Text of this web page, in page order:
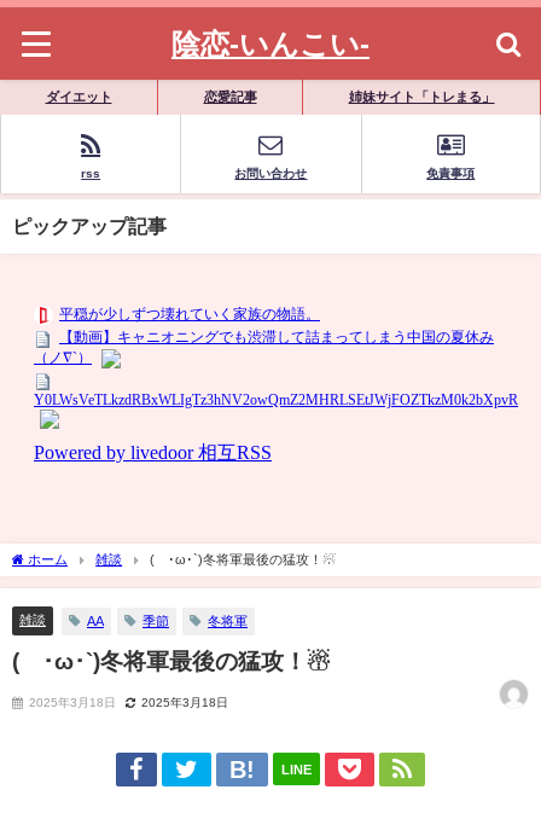
陰恋-いんこい-
ダイエット 恋愛記事 姉妹サイト「トレまる」
rss お問い合わせ 免責事項
ピックアップ記事
ホーム 雑談 (´･ω･`)冬将軍最後の猛攻！☃
雑談 AA 季節 冬将軍
(´･ω･`)冬将軍最後の猛攻！☃
2025年3月18日 2025年3月18日
LINE